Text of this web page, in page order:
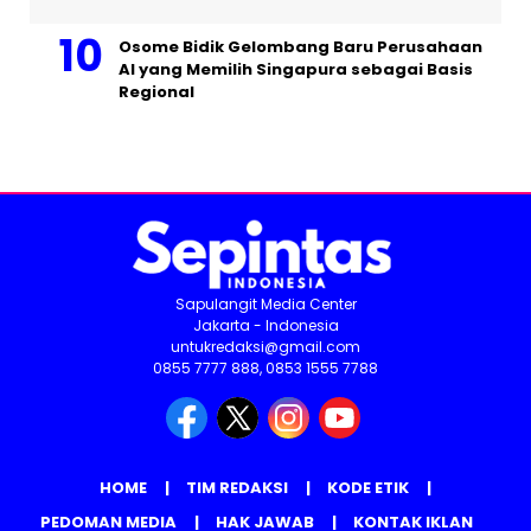
Osome Bidik Gelombang Baru Perusahaan
AI yang Memilih Singapura sebagai Basis
Regional
Sapulangit Media Center
Jakarta - Indonesia
untukredaksi@gmail.com
0855 7777 888, 0853 1555 7788
HOME TIM REDAKSI
KODE ETIK
PEDOMAN MEDIA
HAK JAWAB KONTAK IKLAN